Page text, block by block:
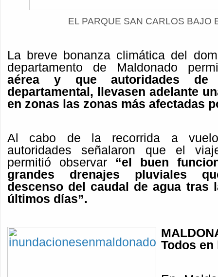
EL PARQUE SAN CARLOS BAJO
La breve bonanza climática del
departamento de Maldonado
aérea y que autoridades de
departamental, llevasen adelante
en zonas las zonas más afectadas
Al cabo de la recorrida a
autoridades señalaron que el
permitió observar “el buen
grandes drenajes pluviales
descenso del caudal de agua tras
últimos días”.
Todos en